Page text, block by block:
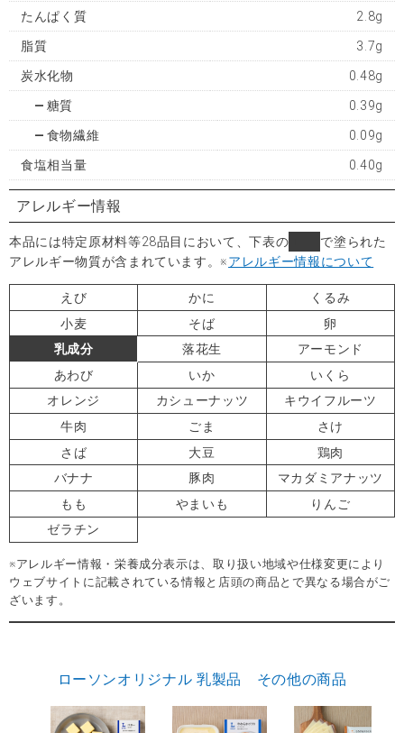
たんぱく質 2.8g
脂質 3.7g
炭水化物 0.48g
糖質 0.39g
食物繊維 0.09g
食塩相当量 0.40g
アレルギー情報
本品には特定原材料等28品目において、下表の
で塗られた
アレルギー物質が含まれています。※アレルギー情報について
えび かに
くるみ
小麦
そば
卵
乳成分
落花生
アーモンド
あわび
いか
いくら
オレンジ
カシューナッツ
キウイフルーツ
牛肉
ごま
さけ
さば
大豆
鶏肉
バナナ
豚肉
マカダミアナッツ
もも
やまいも
りんご
ゼラチン
※アレルギー情報・栄養成分表示は、取り扱い地域や仕様変更により
ウェブサイトに記載されている情報と店頭の商品とで異なる場合がご
ざいます。
ローソンオリジナル 乳製品 その他の商品